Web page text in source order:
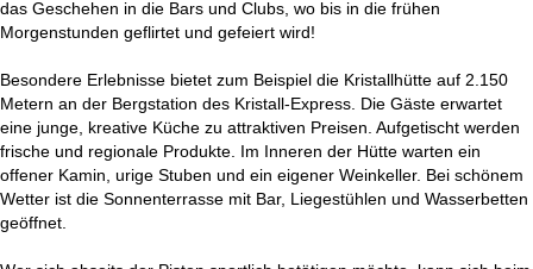
das Geschehen in die Bars und Clubs, wo bis in die frühen
Morgenstunden geflirtet und gefeiert wird!
Besondere Erlebnisse bietet zum Beispiel die Kristallhütte auf 2.150
Metern an der Bergstation des Kristall-Express. Die Gäste erwartet
eine junge, kreative Küche zu attraktiven Preisen. Aufgetischt werden
frische und regionale Produkte. Im Inneren der Hütte warten ein
offener Kamin, urige Stuben und ein eigener Weinkeller. Bei schönem
Wetter ist die Sonnenterrasse mit Bar, Liegestühlen und Wasserbetten
geöffnet.